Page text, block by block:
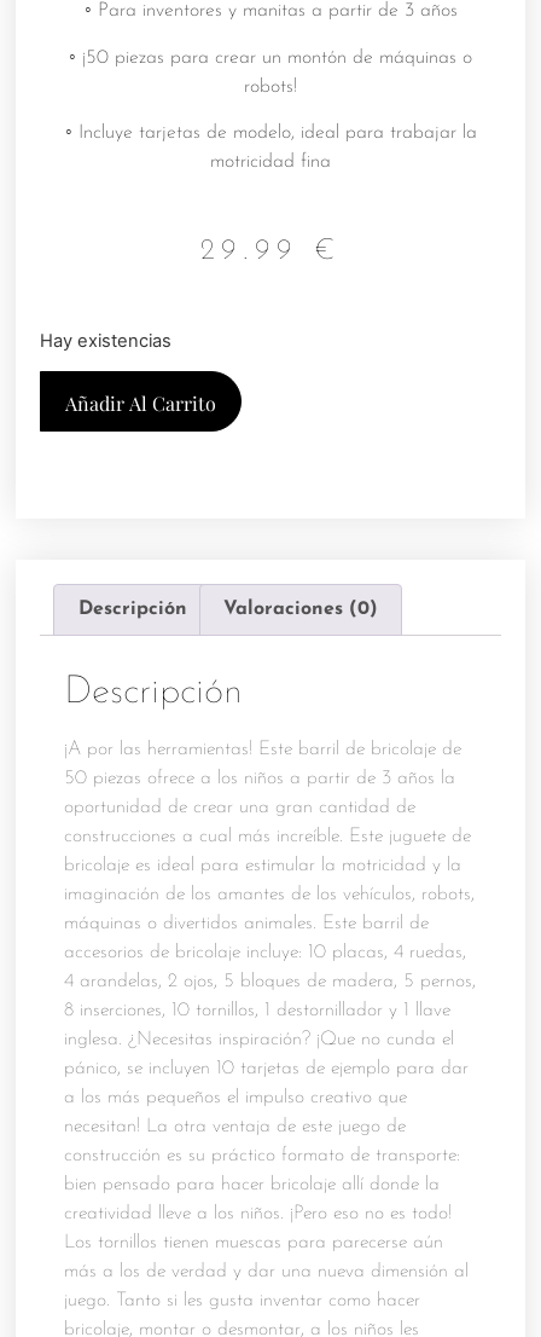
◦ Para inventores y manitas a partir de 3 años
◦ ¡50 piezas para crear un montón de máquinas o
robots!
◦ Incluye tarjetas de modelo, ideal para trabajar la
motricidad fina
29.99 €
Hay existencias
Añadir Al Carrito
Descripción Valoraciones (0)
Descripción
¡A por las herramientas! Este barril de bricolaje de
50 piezas ofrece a los niños a partir de 3 años la
oportunidad de crear una gran cantidad de
construcciones a cual más increíble. Este juguete de
bricolaje es ideal para estimular la motricidad y la
imaginación de los amantes de los vehículos, robots,
máquinas o divertidos animales. Este barril de
accesorios de bricolaje incluye: 10 placas, 4 ruedas,
4 arandelas, 2 ojos, 5 bloques de madera, 5 pernos,
8 inserciones, 10 tornillos, 1 destornillador y 1 llave
inglesa. ¿Necesitas inspiración? ¡Que no cunda el
pánico, se incluyen 10 tarjetas de ejemplo para dar
a los más pequeños el impulso creativo que
necesitan! La otra ventaja de este juego de
construcción es su práctico formato de transporte:
bien pensado para hacer bricolaje allí donde la
creatividad lleve a los niños. ¡Pero eso no es todo!
Los tornillos tienen muescas para parecerse aún
más a los de verdad y dar una nueva dimensión al
juego. Tanto si les gusta inventar como hacer
bricolaje, montar o desmontar, a los niños les